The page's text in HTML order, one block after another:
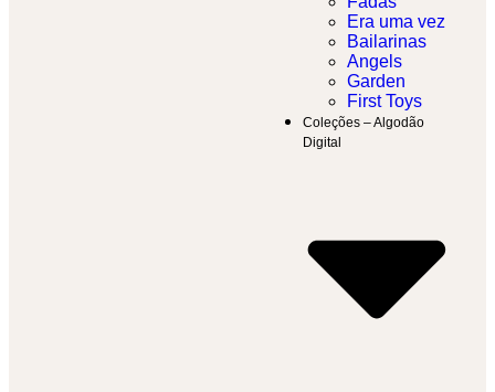
Era uma vez
Bailarinas
Angels
Garden
First Toys
Coleções – Algodão
Digital